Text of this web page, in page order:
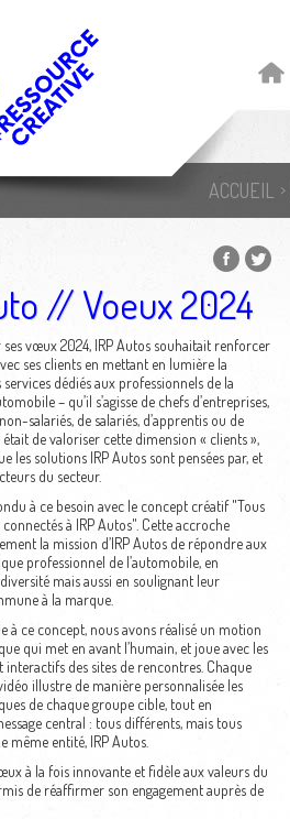
ACCUEIL
// Voeux 2024
vœux 2024, IRP Autos souhaitait renforcer
ses clients en mettant en lumière la
services dédiés aux professionnels de la
– qu’il s’agisse de chefs d’entreprises,
salariés, de salariés, d’apprentis ou de
était de valoriser cette dimension « clients »,
les solutions IRP Autos sont pensées par, et
du secteur.
à ce besoin avec le concept créatif "Tous
à IRP Autos". Cette accroche
la mission d’IRP Autos de répondre aux
professionnel de l’automobile, en
mais aussi en soulignant leur
à la marque.
à ce concept, nous avons réalisé un motion
qui met en avant l’humain, et joue avec les
interactifs des sites de rencontres. Chaque
illustre de manière personnalisée les
de chaque groupe cible, tout en
central : tous différents, mais tous
même entité, IRP Autos.
à la fois innovante et fidèle aux valeurs du
de réaffirmer son engagement auprès de